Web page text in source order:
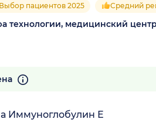
Выбор пациентов 2025 Средний
технологии, медицинский центр
Иммуноглобулин Е